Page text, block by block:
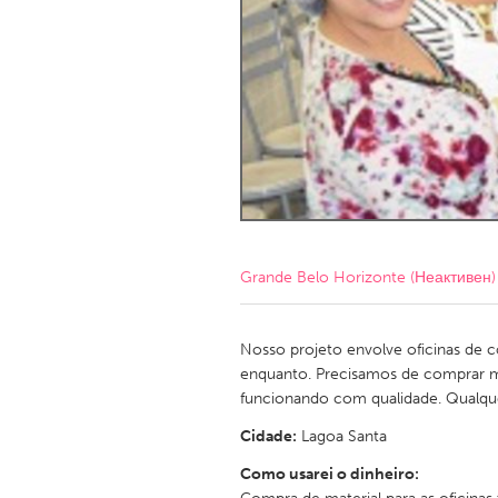
Amherstburg
Kingston
Ottawa
South
MALAYSIA
Kuala Lumpur
NETHERLANDS
QATAR
Qatar
Singapore
Grande Belo Horizonte (Неактивен)
Nosso projeto envolve oficinas de
enquanto. Precisamos de comprar
funcionando com qualidade.
Cidade: Lagoa Santa
Como usarei o dinheiro: